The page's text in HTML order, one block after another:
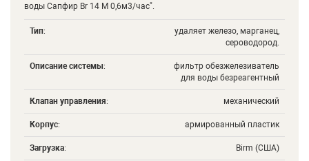
воды Сапфир Br 14 М 0,6м3/час".
Тип:
удаляет железо, марганец,
сероводород.
Описание системы:
фильтр обезжелезиватель
для воды безреагентный
Клапан управления: механический
Корпус: армированный пластик
Загрузка: Birm (США)